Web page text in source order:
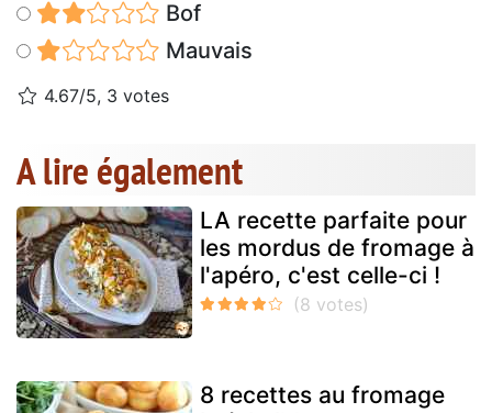
Bof
Mauvais
4.67/5, 3 votes
A lire également
LA recette parfaite pour
les mordus de fromage à
l'apéro, c'est celle-ci !
8 recettes au fromage